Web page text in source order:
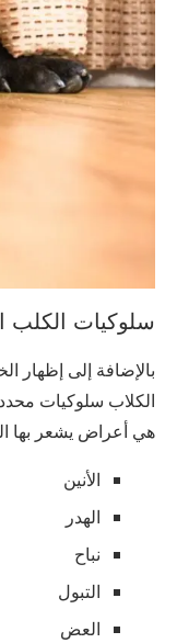
سلوكيات الكلب
بالإضافة إلى
الكلاب سلوكيات
هي أعراض يشعر بها
الأنين
الهدر
نباح
التبول
العض